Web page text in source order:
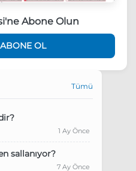
Abone Olun
OL
Tümü
1 Ay Önce
sallanıyor?
7 Ay Önce